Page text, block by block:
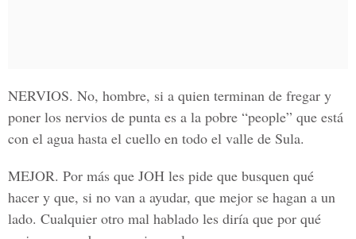
NERVIOS. No, hombre, si a quien terminan de fregar y
poner los nervios de punta es a la pobre “people” que está
con el agua hasta el cuello en todo el valle de Sula.
MEJOR. Por más que JOH les pide que busquen qué
hacer y que, si no van a ayudar, que mejor se hagan a un
lado. Cualquier otro mal hablado les diría que por qué